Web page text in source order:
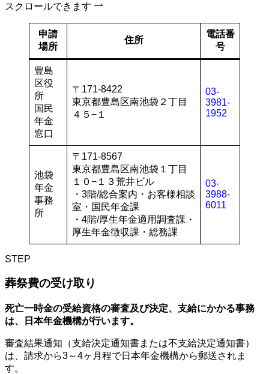
スクロールできます
申請
場所
住所
電話番
号
豊島
区役
所
国民
年金
窓口
〒171-8422
東京都豊島区南池袋２丁目
４５−１
03-
3981-
1952
池袋
年金
事務
所
〒171-8567
東京都豊島区南池袋１丁目
１０−１３荒井ビル
・3階/総合案内・お客様相談
室・国民年金課
・4階/厚生年金適用調査課・
厚生年金徴収課・総務課
03-
3988-
6011
STEP
葬祭費の受け取り
死亡一時金の受給資格の審査及び決定、支給にかかる事務
は、日本年金機構が行います。
審査結果通知（支給決定通知書または不支給決定通知書）
は、請求から3～4ヶ月程で日本年金機構から郵送されま
す。